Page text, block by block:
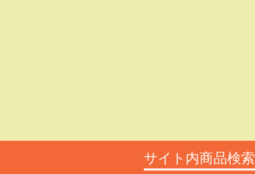
サイト内商品検索